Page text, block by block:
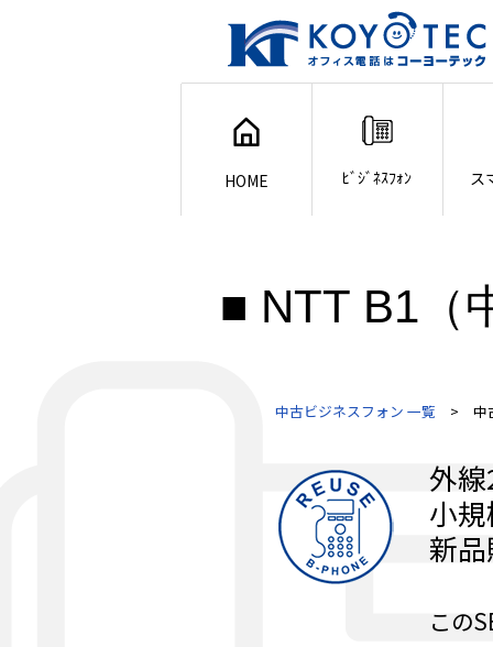
HOME ﾋﾞｼﾞﾈｽﾌｫﾝ ス
■ NTT B1（
中古ビジネスフォン 一覧 > 中
外
小
新
この